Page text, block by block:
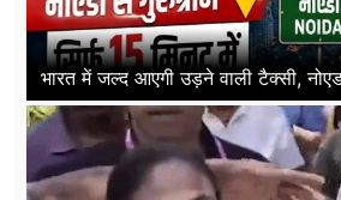
भारत में जल्द आएगी उड़ने वाली टैक्सी,